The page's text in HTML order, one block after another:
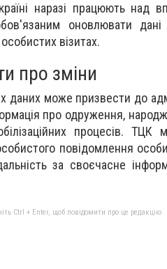
наразі працюють над
оновлювати
візитах.
про зміни
даних може призвести до
про одруження,
процесів. ТЦК
повідомлення
за своєчасне
Ctrl + Enter, щоб повідомити про це редакцію